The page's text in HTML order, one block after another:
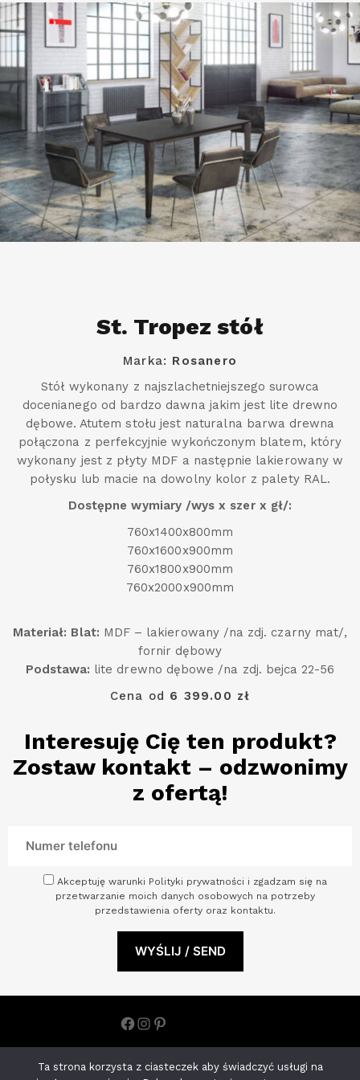
St. Tropez stół
Marka: Rosanero
Stół wykonany z najszlachetniejszego surowca
docenianego od bardzo dawna jakim jest lite drewno
dębowe. Atutem stołu jest naturalna barwa drewna
połączona z perfekcyjnie wykończonym blatem, który
wykonany jest z płyty MDF a następnie lakierowany w
połysku lub macie na dowolny kolor z palety RAL.
Dostępne wymiary /wys x szer x gł/:
760x1400x800mm
760x1600x900mm
760x1800x900mm
760x2000x900mm
Materiał: Blat: MDF – lakierowany /na zdj. czarny mat/,
fornir dębowy
Podstawa: lite drewno dębowe /na zdj. bejca 22-56
Cena od 6 399.00 zł
Interesuję Cię ten produkt?
Zostaw kontakt – odzwonimy
z ofertą!
Akceptuję warunki Polityki prywatności i zgadzam się na
przetwarzanie moich danych osobowych na potrzeby
przedstawienia oferty oraz kontaktu.
Facebook Instagram Pinterest
Polityka prywatności
Ta strona korzysta z ciasteczek aby świadczyć usługi na